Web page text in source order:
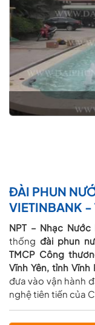
ĐÀI PHUN
VIETINBANK -
NPT – Nhạc Nước
thống đài phun
TMCP Công
Vĩnh Yên, tỉnh Vĩnh
đưa vào vận hành
nghệ tiên tiến của